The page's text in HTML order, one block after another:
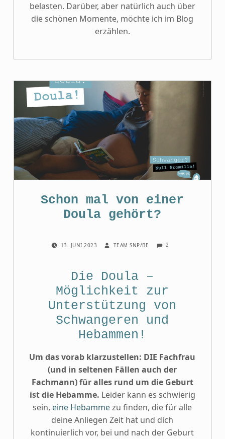
belasten. Darüber, aber natürlich auch über
die schönen Momente, möchte ich im Blog
erzählen.
Schon mal von einer
Doula gehört?
13. JUNI 2023 TEAM SNP/BE 2
Die Doula –
Möglichkeit zur
Unterstützung von
Schwangeren und
Hebammen!
Um das vorab klarzustellen: DIE Fachfrau
(und in seltenen Fällen auch der
Fachmann) für alles rund um die Geburt
ist die Hebamme. Leider kann es schwierig
sein, eine Hebammezu finden, die für alle
deine Anliegen Zeit hat und dich
kontinuierlich vor, bei und nach der Geburt